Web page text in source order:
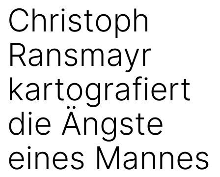
Christoph
Ransmayr
kartografiert
die Ängste
eines Mannes